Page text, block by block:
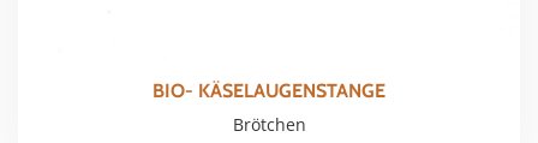
BIO- KÄSELAUGENSTANGE
Brötchen